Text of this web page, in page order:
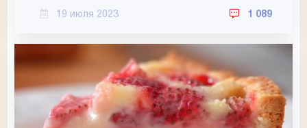
19 июля 2023 1 089